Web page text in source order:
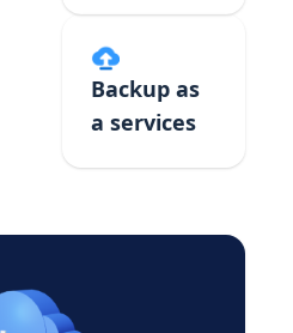
Backup as
a services